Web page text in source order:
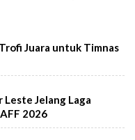
Juara untuk Timnas
Jelang Laga
2026